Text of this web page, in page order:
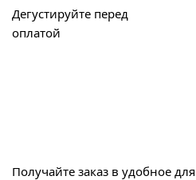
Дегустируйте перед
оплатой
Получайте заказ в удобное для